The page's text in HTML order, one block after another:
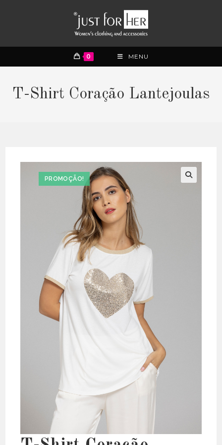
0 MENU
T-Shirt Coração Lantejoulas
PROMOÇÃO!